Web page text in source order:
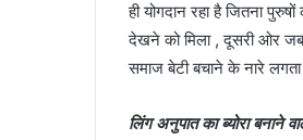
ही योगदान रहा है जितना
देखने को मिला , दूसरी ओर
समाज बेटी बचाने के नारे लगता
लिंग अनुपात का ब्योरा बनाने